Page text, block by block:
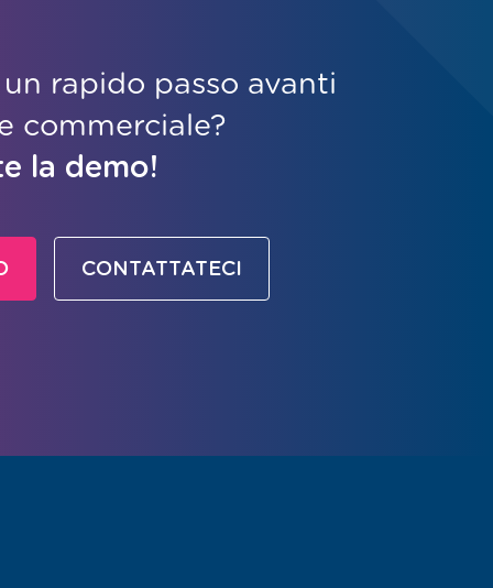
rapido passo avanti
commerciale?
la demo!
CONTATTATECI